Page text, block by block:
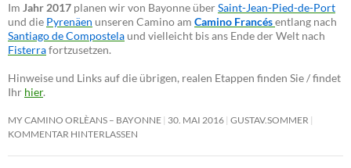
Im Jahr 2017 planen wir von Bayonne überSaint-Jean-Pied-de-Port
und die Pyrenäen unseren Camino am Camino Francésentlang nach
Santiago de Compostela und vielleicht bis ans Ende der Welt nach
Fisterrafortzusetzen.
Hinweise und Links auf die übrigen, realen Etappen finden Sie / findet
Ihr hier.
MY CAMINO ORLÈANS – BAYONNE 30. MAI 2016 GUSTAV.SOMMER
KOMMENTAR HINTERLASSEN